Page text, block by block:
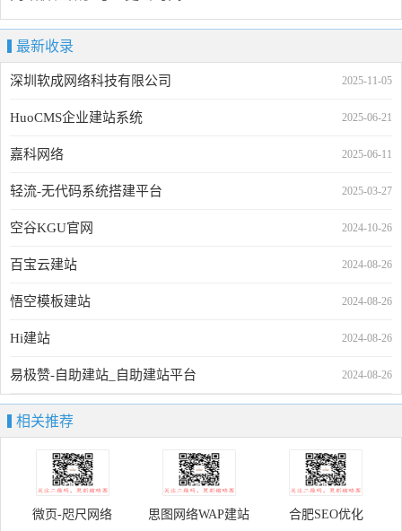
最新收录
2025-11-05
深圳软成网络科技有限公司
2025-06-21
HuoCMS企业建站系统
2025-06-11
嘉科网络
2025-03-27
轻流-无代码系统搭建平台
2024-10-26
空谷KGU官网
2024-08-26
百宝云建站
2024-08-26
悟空模板建站
2024-08-26
Hi建站
2024-08-26
易极赞-自助建站_自助建站平台
相关推荐
微页-咫尺网络 思图网络WAP建站 合肥SEO优化